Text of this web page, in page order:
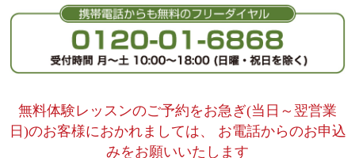
無料体験レッスンのご予約をお急ぎ(当日～翌営業
日)のお客様におかれましては、
お電話からのお申込
みをお願いいたします